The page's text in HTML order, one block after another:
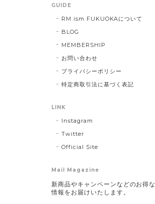
GUIDE
RM ism FUKUOKAについて
BLOG
MEMBERSHIP
お問い合わせ
プライバシーポリシー
特定商取引法に基づく表記
LINK
Instagram
Twitter
Official Site
Mail Magazine
新商品やキャンペーンなどのお得な
情報をお届けいたします。